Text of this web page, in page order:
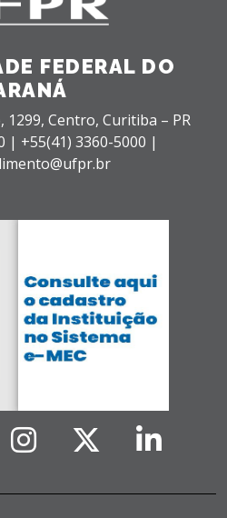
FEDERAL DO
1299, Centro, Curitiba – PR
| +55(41) 3360-5000 |